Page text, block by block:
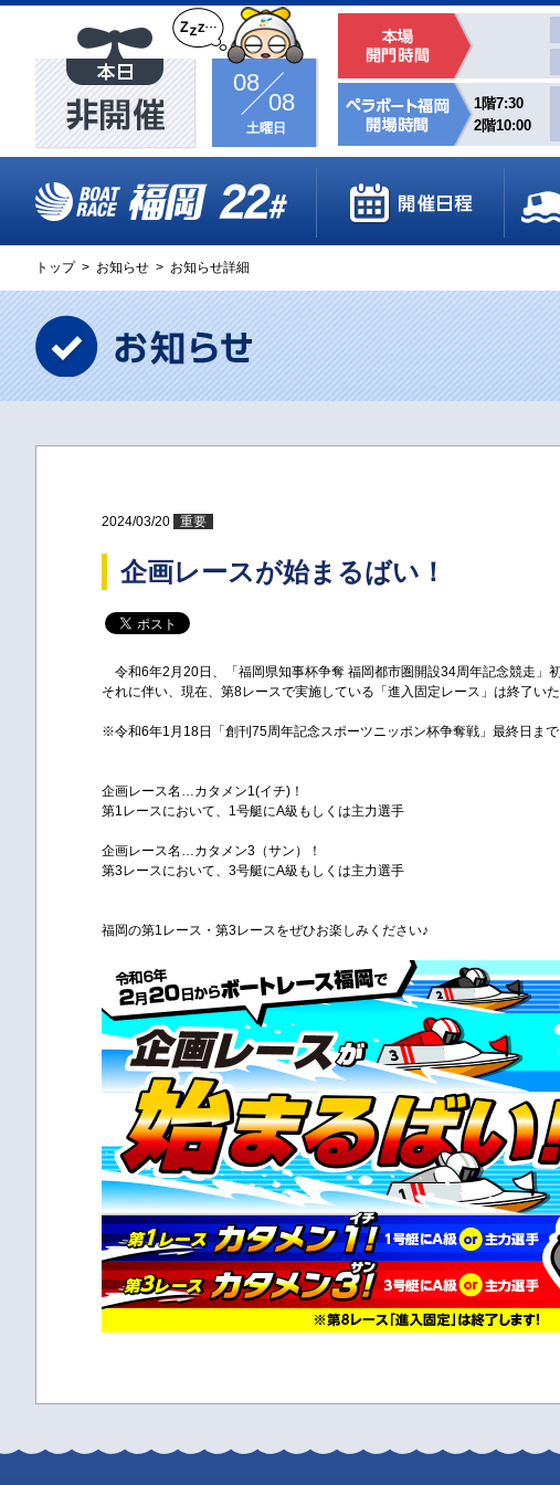
08
08
土曜日
1階7:30
2階10:00
トップ > お知らせ > お知らせ詳細
2024/03/20 重要
企画レースが始まるばい！
令和6年2月20日、「福岡県知事杯争奪 福岡都市圏開設34周年記念競走」
それに伴い、現在、第8レースで実施している「進入固定レース」は終了いた
※令和6年1月18日「創刊75周年記念スポーツニッポン杯争奪戦」最終日ま
企画レース名…カタメン1(イチ)！
第1レースにおいて、1号艇にA級もしくは主力選手
企画レース名…カタメン3（サン）！
第3レースにおいて、3号艇にA級もしくは主力選手
福岡の第1レース・第3レースをぜひお楽しみください♪